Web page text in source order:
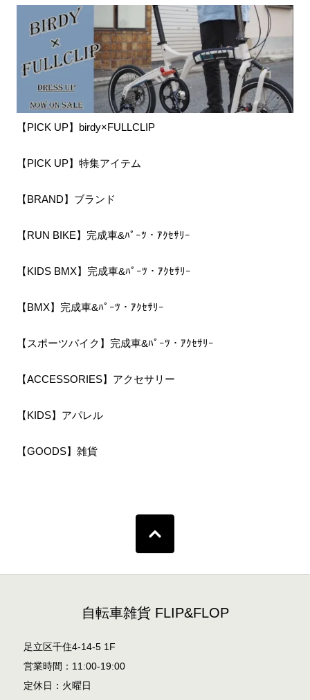
【PICK UP】birdy×FULLCLIP
【PICK UP】特集アイテム
【BRAND】ブランド
【RUN BIKE】完成車&ﾊﾟｰﾂ・ｱｸｾｻﾘｰ
【KIDS BMX】完成車&ﾊﾟｰﾂ・ｱｸｾｻﾘｰ
【BMX】完成車&ﾊﾟｰﾂ・ｱｸｾｻﾘｰ
【スポーツバイク】完成車&ﾊﾟｰﾂ・ｱｸｾｻﾘｰ
【ACCESSORIES】アクセサリー
【KIDS】アパレル
【GOODS】雑貨
自転車雑貨 FLIP&FLOP
足立区千住4-14-5 1F
営業時間：11:00-19:00
定休日：火曜日